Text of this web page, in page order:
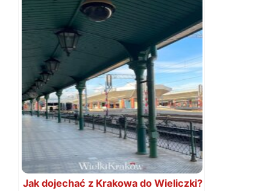
Jak dojechać z Krakowa do Wieliczki?